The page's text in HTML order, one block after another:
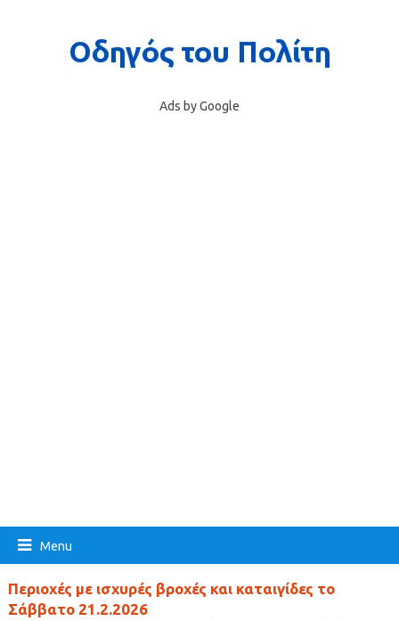
Ads by Google
Menu
Περιοχές με ισχυρές βροχές και καταιγίδες το
Σάββατο 21.2.2026